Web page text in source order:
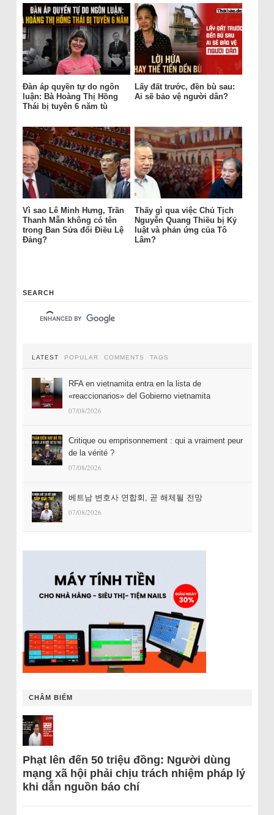
Đàn áp quyền tự do ngôn
luận: Bà Hoàng Thị Hồng
Thái bị tuyên 6 năm tù
Lấy đất trước, đền bù sau:
Ai sẽ bảo vệ người dân?
Vì sao Lê Minh Hưng, Trần
Thanh Mẫn không có tên
trong Ban Sửa đổi Điều Lệ
Đảng?
Thấy gì qua việc Chủ Tịch
Nguyễn Quang Thiều bị Kỷ
luật và phản ứng của Tô
Lâm?
SEARCH
LATEST POPULAR COMMENTS TAGS
RFA en vietnamita entra en la lista de
«reaccionarios» del Gobierno vietnamita
07/08/2026
Critique ou emprisonnement : qui a vraiment peur
de la vérité ?
07/08/2026
베트남 변호사 연합회, 곧 해체될 전망
07/08/2026
CHÂM BIẾM
Phạt lên đến 50 triệu đồng: Người dùng
mạng xã hội phải chịu trách nhiệm pháp lý
khi dẫn nguồn báo chí